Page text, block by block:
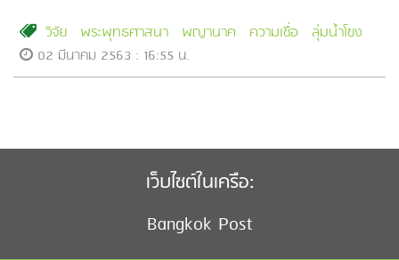
วิจัย พระพุทธศาสนา พญานาค ความเชื่อ ลุ่มน้ำโขง
02 มีนาคม 2563 : 16:55 น.
เว็บไซต์ในเครือ:
Bangkok Post